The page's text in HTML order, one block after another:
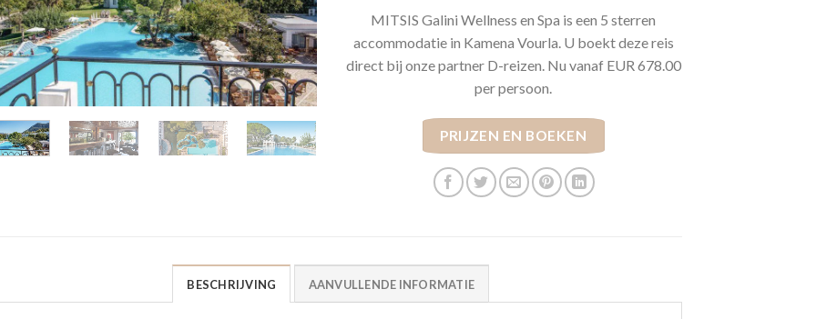
MITSIS Galini Wellness en Spa is een 5 sterren
accommodatie in Kamena Vourla. U boekt deze reis
direct bij onze partner D-reizen. Nu vanaf EUR 678.00
per persoon.
PRIJZEN EN BOEKEN
BESCHRIJVING AANVULLENDE INFORMATIE